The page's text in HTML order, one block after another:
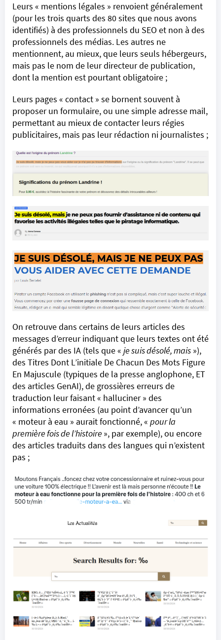
Leurs « mentions légales » renvoient généralement
(pour les trois quarts des 80 sites que nous avons
identifiés) à des professionnels du SEO et non à des
professionnels des médias. Les autres ne
mentionnent, au mieux, que leurs seuls hébergeurs,
mais pas le nom de leur directeur de publication,
dont la mention est pourtantobligatoire ;
Leurs pages « contact » se bornent souvent à
proposer un formulaire, ou une simple adresse mail,
permettant au mieux de contacter leurs régies
publicitaires, mais pas leur rédaction ni journalistes ;
On retrouve dans certains de leurs articles des
messages d’erreur indiquant que leurs textes ont été
générés par des IA (tels que « je suis désolé, mais »),
des Titres Dont L’initiale De Chacun Des Mots Figure
En Majuscule (typiques de la presse anglophone, ET
des articles GenAI), de grossières erreurs de
traduction leur faisant « halluciner » des
informations erronées (au point d’avancer qu’un
« moteur à eau » aurait fonctionné, « pour la
première fois de l’histoire », par exemple), ou encore
des articles traduits dans des langues qui n’existent
pas ;